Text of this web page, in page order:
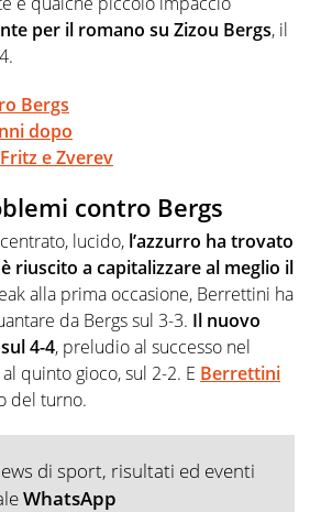
per il romano su Zizou Bergs, il
Bergs
dopo
e Zverev
contro Bergs
lucido, l’azzurro ha trovato
riuscito a capitalizzare al meglio il
alla prima occasione, Berrettini ha
da Bergs sul 3-3. Il nuovo
4-4, preludio al successo nel
quinto gioco, sul 2-2. E Berrettini
del turno.
di sport, risultati ed eventi
WhatsApp